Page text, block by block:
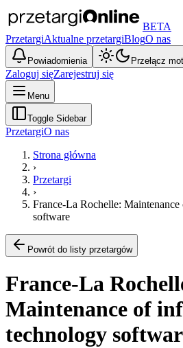
BETA
PrzetargiAktualne przetargiBlogO nas
Powiadomienia Przełącz
Zaloguj sięZarejestruj się
Menu
Toggle Sidebar
PrzetargiO nas
Strona główna
›
Przetargi
›
France-La Rochelle:
software
Powrót do listy przetargów
France-La
Maintenance of
technology